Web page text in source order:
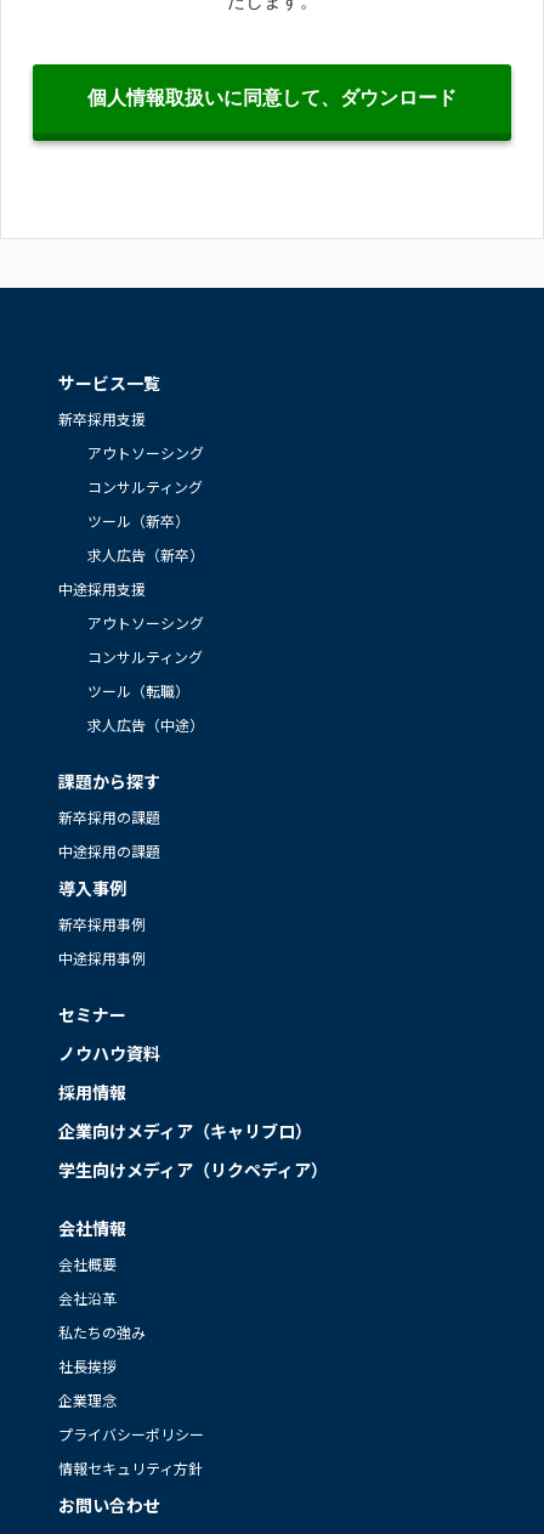
サービス一覧
新卒採用支援
アウトソーシング
コンサルティング
ツール（新卒）
求人広告（新卒）
中途採用支援
アウトソーシング
コンサルティング
ツール（転職）
求人広告（中途）
課題から探す
新卒採用の課題
中途採用の課題
導入事例
新卒採用事例
中途採用事例
セミナー
ノウハウ資料
採用情報
企業向けメディア（キャリブロ）
学生向けメディア（リクペディア）
会社情報
会社概要
会社沿革
私たちの強み
社長挨拶
企業理念
プライバシーポリシー
情報セキュリティ方針
お問い合わせ